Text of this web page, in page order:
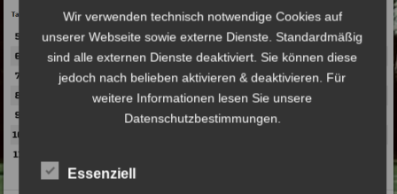
Wir verwenden technisch notwendige Cookies auf
unserer Webseite sowie externe Dienste. Standardmäßig
sind alle externen Dienste deaktiviert. Sie können diese
jedoch nach belieben aktivieren & deaktivieren. Für
weitere Informationen lesen Sie unsere
Datenschutzbestimmungen.
Essenziell